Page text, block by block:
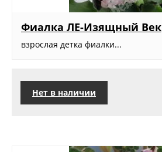
Фиалка ЛЕ-Изящный
взрослая детка фиалки...
Нет в наличии